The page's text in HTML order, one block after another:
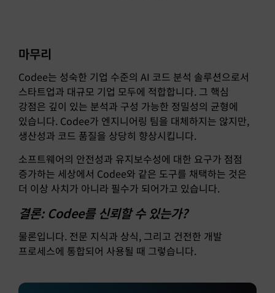
마무리
Codee는 성숙한 기업 수준의 AI 코드 분석 솔루션으로서
스타트업과 대규모 기업 모두에 적합합니다. 그 핵심
강점은 깊이 있는 분석과 구성 가능한 정밀성의 균형에
있습니다. Codee가 엔지니어링 팀을 대체하지는 않지만,
생산성과 코드 품질을 상당히 향상시킵니다.
소프트웨어의 안전성과 유지보수성에 대한 요구가 점점
증가하는 세상에서 Codee와 같은 도구를 채택하는 것은
더 이상 사치가 아니라 필수가 되어가고 있습니다.
결론: Codee를 신뢰할 수 있는가?
물론입니다. 전문 지식과 상식, 그리고 건전한 개발
프로세스에 통합되어 사용될 때 그렇습니다.